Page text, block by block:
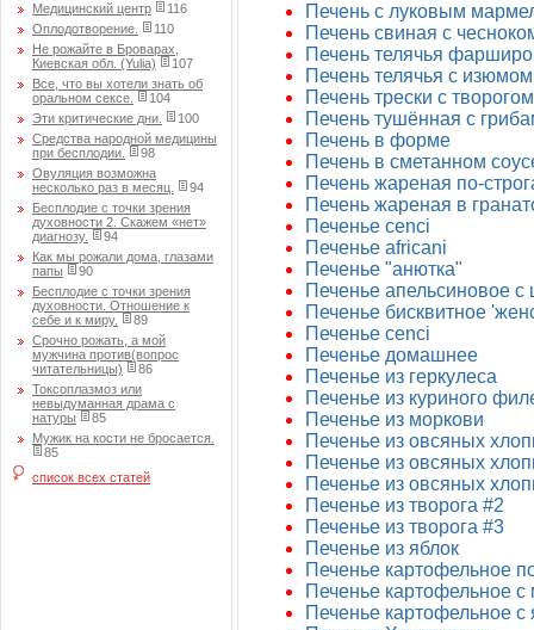
Медицинский центр
116
Оплодотворение.
110
Не рожайте в Броварах,
Киевская обл. (Yulia)
107
Все, что вы хотели знать об
оральном сексе.
104
Эти критические дни.
100
Средства народной медицины
при бесплодии.
98
Овуляция возможна
несколько раз в месяц.
94
Бесплодие с точки зрения
духовности 2. Скажем «нет»
диагнозу.
94
Как мы рожали дома, глазами
папы
90
Бесплодие с точки зрения
духовности. Отношение к
себе и к миру.
89
Срочно рожать, а мой
мужчина против(вопрос
читательницы)
86
Токсоплазмоз или
невыдуманная драма с
натуры
85
Мужик на кости не бросается.
85
список всех статей
Печень с луковым
Печень свиная с
Печень телячья
Печень телячья с изюмом
Печень трески с творогом
Печень тушённая с
Печень в форме
Печень в сметанном
Печень жареная по-
Печень жареная в
Печенье cenci
Печенье africani
Печенье "анютка"
Печенье апельсиновое
Печенье бисквитное
Печенье cenci
Печенье домашнее
Печенье из геркулеса
Печенье из куриного
Печенье из моркови
Печенье из овсяных
Печенье из овсяных
Печенье из овсяных
Печенье из творога #2
Печенье из творога #3
Печенье из яблок
Печенье картофельное
Печенье картофельное
Печенье картофельное с